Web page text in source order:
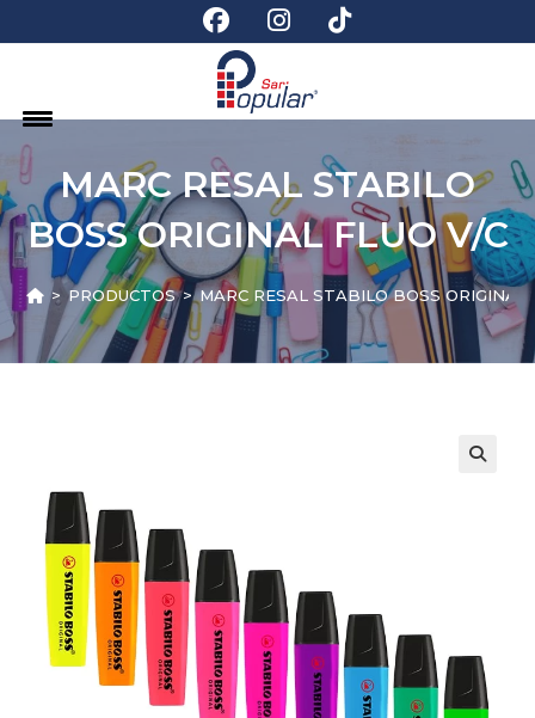
MARC RESAL STABILO
BOSS ORIGINAL FLUO V/C
> PRODUCTOS > MARC RESAL STABILO BOSS ORIGINAL